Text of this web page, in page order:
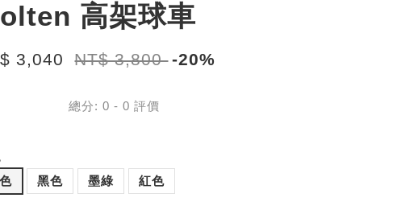
高架球車
3,040 NT$ 3,800 -20%
總分:0 -0 評價
黑色 墨綠 紅色